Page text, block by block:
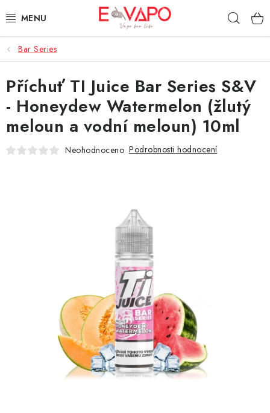
na
3D TISK
TIPY ZA DOBROU CENU
AROMATA A PŘÍCHUTĚ
BÁZE
ATOMIZÉRY A CARTRIDGE
BATERIE A NABÍJEČKY
Bar Series
Příchuť TI Juice Bar Series S&V
- Honeydew Watermelon (žlutý
meloun a vodní meloun) 10ml
Neohodnoceno Podrobnosti hodnocení